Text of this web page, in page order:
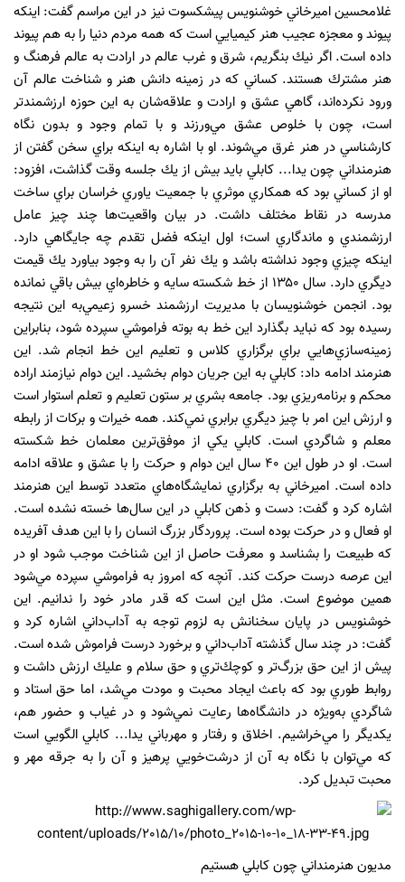
غلامحسين اميرخاني خوشنويس پيشكسوت نيز در اين مراسم گفت: اينكه
پيوند و معجزه عجيب هنر كيميايي است كه همه مردم دنيا را به هم پيوند
داده است. اگر نيك بنگريم، شرق و غرب عالم در ارادت به عالم فرهنگ و
هنر مشترك هستند. كساني كه در زمينه دانش هنر و شناخت عالم آن
ورود نكرده‌اند، گاهي عشق و ارادت و علاقه‌شان به اين حوزه ارزشمندتر
است، چون با خلوص عشق مي‌ورزند و با تمام وجود و بدون نگاه
كارشناسي در هنر غرق مي‌شوند. او با اشاره به اينكه براي سخن گفتن از
هنرمنداني چون يدا... كابلي بايد بيش از يك جلسه وقت گذاشت، افزود:
او از كساني بود كه همكاري موثري با جمعيت ياوري خراسان براي ساخت
مدرسه در نقاط مختلف داشت. در بيان واقعيت‌ها چند چيز عامل
ارزشمندي و ماندگاري است؛ اول اينكه فضل تقدم چه جايگاهي دارد.
اينكه چيزي وجود نداشته باشد و يك نفر آن را به وجود بياورد يك قيمت
ديگري دارد. سال ۱۳۵۰ از خط شكسته سايه و خاطره‌اي بيش باقي نمانده
بود. انجمن خوشنويسان با مديريت ارزشمند خسرو زعيمي‌به اين نتيجه
رسيده بود كه نبايد بگذارد اين خط به بوته فراموشي سپرده شود، بنابراين
زمينه‌سازي‌هايي براي برگزاري كلاس و تعليم اين خط انجام شد. اين
هنرمند ادامه داد: كابلي به اين جريان دوام بخشيد. اين دوام نيازمند اراده
محكم و برنامه‌ريزي بود. جامعه بشري بر ستون تعليم و تعلم استوار است
و ارزش اين امر با چيز ديگري برابري نمي‌كند. همه خيرات و بركات از رابطه‌
معلم و شاگردي است. كابلي يكي از موفق‌ترين معلمان خط شكسته
است. او در طول اين ۴۰ سال اين دوام و حركت را با عشق و علاقه ادامه
داده است. اميرخاني به برگزاري نمايشگاه‌هاي متعدد توسط اين هنرمند
اشاره كرد و گفت: دست و ذهن كابلي در اين سال‌ها خسته نشده است.
او فعال و در حركت بود‌ه‌ است. پروردگار بزرگ انسان را با اين هدف آفريده
كه طبيعت را بشناسد و معرفت حاصل از اين شناخت موجب شود او در
اين عرصه‌ درست حركت كند. آنچه كه امروز به فراموشي سپرده مي‌شود
همين موضوع است. مثل اين است كه قدر مادر خود را ندانيم. اين
خوشنويس در پايان سخنانش به لزوم توجه به آداب‌داني اشاره كرد و
گفت: در چند سال گذشته آداب‌داني و برخورد درست فراموش شده است.
پيش از اين حق بزرگ‌تر و كوچك‌تري و حق سلام و عليك ارزش داشت و
روابط طوري بود كه باعث ايجاد محبت و مودت مي‌شد، اما حق استاد و
شاگردي به‌ويژه در دانشگاه‌ها رعايت نمي‌شود و در غياب و حضور هم،
يكديگر را مي‌خراشيم. اخلاق و رفتار و مهرباني يدا... كابلي الگويي است
كه مي‌توان با نگاه به آن از درشت‌خويي پرهيز و آن را به جرقه‌ مهر و
محبت تبديل كرد.
مديون هنرمنداني چون كابلي هستيم